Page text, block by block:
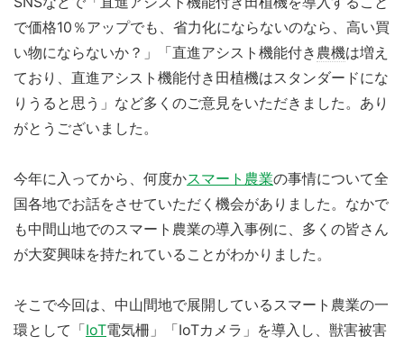
で価格10％アップでも、省力化にならないのなら、高い買
い物にならないか？」「直進アシスト機能付き 農機は増え
ており、直進アシスト機能付き田植機はスタンダードにな
りうると思う」など多くのご意見をいただきました。あり
がとうございました。
今年に入ってから、何度かスマート農業の事情について全
国各地でお話をさせていただく機会がありました。なかで
も中間山地でのスマート農業の導入事例に、多くの皆さん
が大変興味を持たれていることがわかりました。
そこで今回は、中山間地で展開しているスマート農業の一
環として「IoT電気柵」「IoTカメラ」を導入し、獣害被害